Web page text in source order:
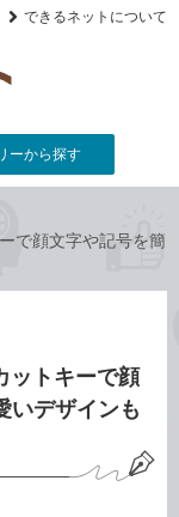
できるネットについて
ーから探す
で顔文字や記号を簡
ットキーで顔
いデザインも